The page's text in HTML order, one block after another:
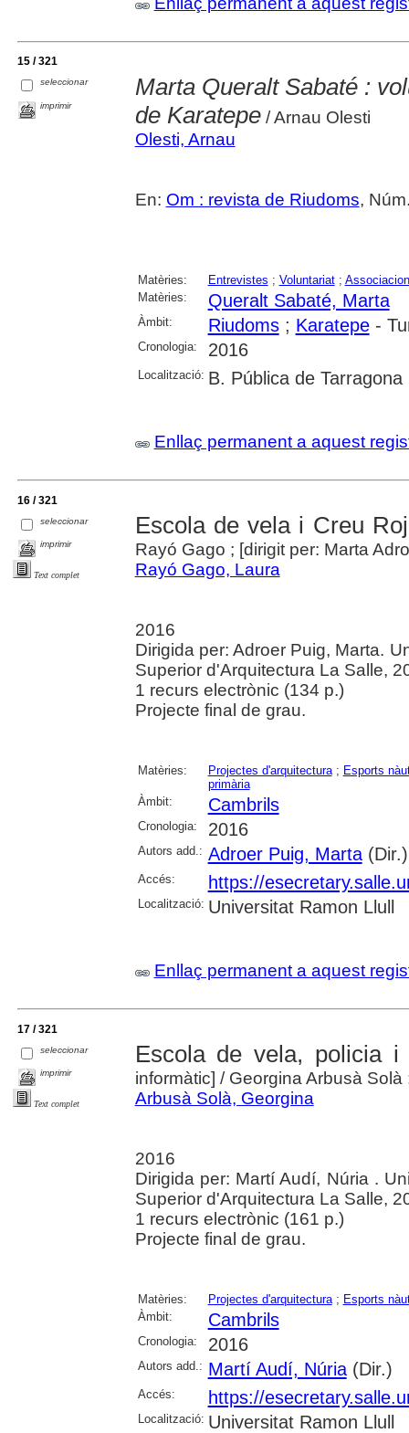
15 / 321
seleccionar
imprimir
Marta Queralt Sabaté :
de Karatepe/ Arnau Olesti
Olesti, Arnau
En: Om : revista de Riudoms,
Matèries: Entrevistes ; Voluntariat;
Matèries:
Queralt Sabaté, Marta
Àmbit: Riudoms; Karatepe-
Cronologia: 2016
Localització: B. Pública de Tarragona
Enllaç permanent a aquest
16 / 321
seleccionar
imprimir
Text complet
Escola de vela i Creu
Rayó Gago ; [dirigit per: Marta
Rayó Gago, Laura
2016
Dirigida per: Adroer Puig, Marta.
Superior d'Arquitectura La Salle,
1 recurs electrònic (134 p.)
Projecte final de grau.
Matèries: Projectes d'arquitectura; Esports
primària
Àmbit:
Cambrils
Cronologia: 2016
Autors add.: Adroer Puig, Marta(Dir.)
Accés: https://
Localització: Universitat Ramon Llull
Enllaç permanent a aquest
17 / 321
seleccionar
imprimir
Text complet
Escola de vela, policia
informàtic] / Georgina Arbusà Solà
Arbusà Solà, Georgina
2016
Dirigida per: Martí Audí, Núria .
Superior d'Arquitectura La Salle,
1 recurs electrònic (161 p.)
Projecte final de grau.
Matèries: Projectes d'arquitectura; Esports
Àmbit:
Cambrils
Cronologia: 2016
Autors add.: Martí Audí, Núria(Dir.)
Accés: https://
Localització: Universitat Ramon Llull